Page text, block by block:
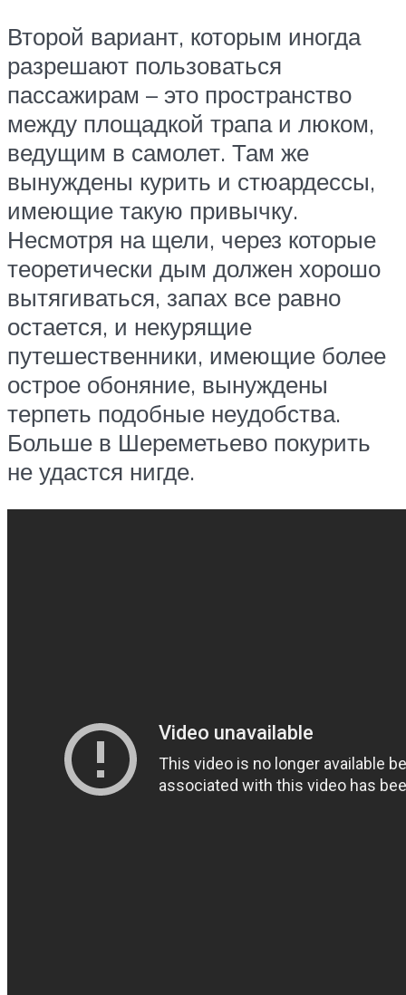
Второй вариант, которым иногда
разрешают пользоваться
пассажирам – это пространство
между площадкой трапа и люком,
ведущим в самолет. Там же
вынуждены курить и стюардессы,
имеющие такую привычку.
Несмотря на щели, через которые
теоретически дым должен хорошо
вытягиваться, запах все равно
остается, и некурящие
путешественники, имеющие более
острое обоняние, вынуждены
терпеть подобные неудобства.
Больше в Шереметьево покурить
не удастся нигде.